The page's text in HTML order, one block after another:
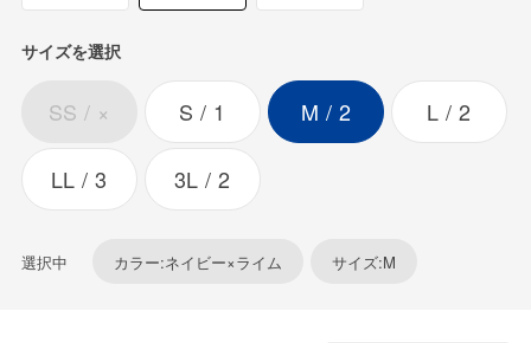
サイズを選択
SS × S 1 M 2 L 2
LL 3 3L 2
選択中 カラー:ネイビー×ライム サイズ:M